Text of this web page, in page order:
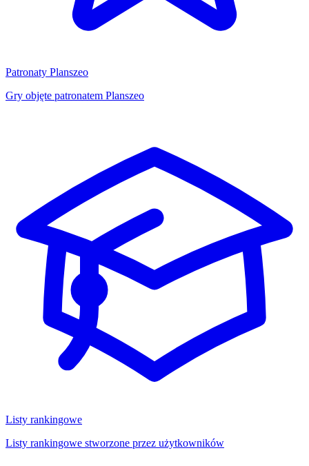
Patronaty Planszeo
Gry objęte patronatem Planszeo
Listy rankingowe
Listy rankingowe stworzone przez użytkowników